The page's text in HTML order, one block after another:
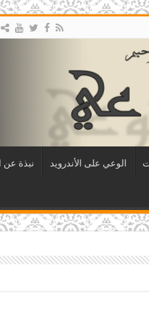
الوعي على الأندرويد نبذة عن